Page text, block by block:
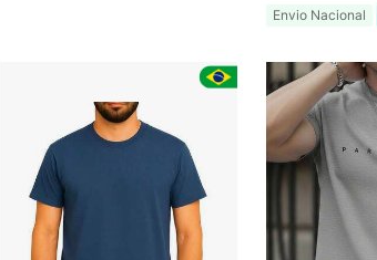
Envio Nacional